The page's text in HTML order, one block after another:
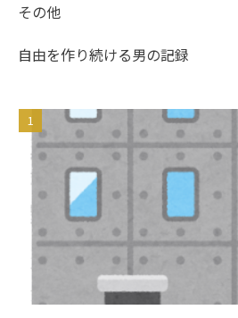
その他
自由を作り続ける男の記録